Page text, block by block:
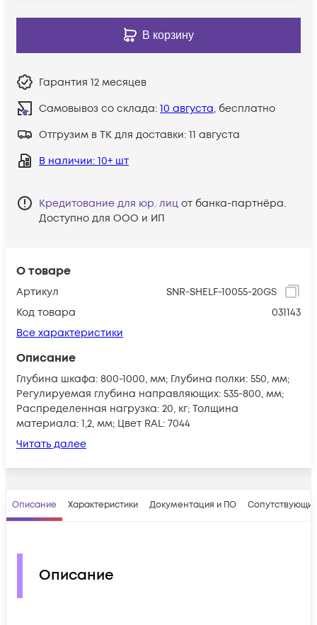
О товаре
Артикул
SNR-SHELF-10055-20GS
Код товара
031143
Все характеристики
Описание
Глубина шкафа: 800-1000, мм; Глубина полки: 550, мм;
Регулируемая глубина направляющих: 535-800, мм;
Распределенная нагрузка: 20, кг; Толщина
материала: 1,2, мм; Цвет RAL: 7044
Читать далее
В корзину
Гарантия 12 месяцев
Самовывоз со склада: 10 августа, бесплатно
Отгрузим в ТК для доставки: 11 августа
В наличии: 10+ шт
Кредитование для юр. лиц от банка-партнёра.
Доступно для ООО и ИП
Описание Характеристики Документация и ПО
Описание